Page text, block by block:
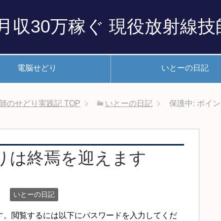
収30万稼ぐ 現役放射線
電脳せどり いとーの日記
のせどり実践記 TOP いとーの日記 保護中: ポイ
は終焉を迎えます
いとーの日記
閲覧するには以下にパスワードを入力してくだ